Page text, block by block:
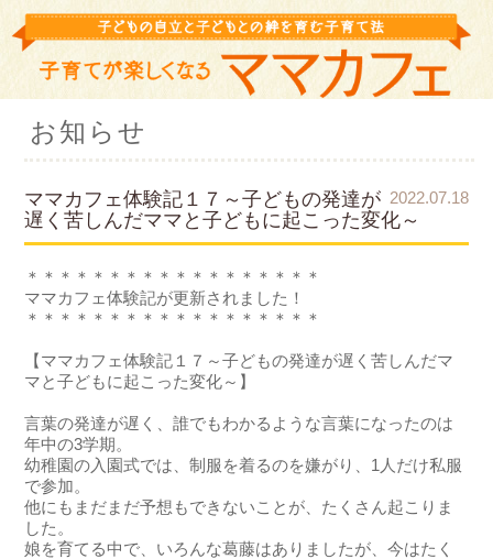
お知らせ
2022.07.18
ママカフェ体験記１７～子どもの発達が
遅く苦しんだママと子どもに起こった変化～
＊＊＊＊＊＊＊＊＊＊＊＊＊＊＊＊＊＊
ママカフェ体験記が更新されました！
＊＊＊＊＊＊＊＊＊＊＊＊＊＊＊＊＊＊
【ママカフェ体験記１７～子どもの発達が遅く苦しんだマ
マと子どもに起こった変化～】
言葉の発達が遅く、誰でもわかるような言葉になったのは
年中の3学期。
幼稚園の入園式では、制服を着るのを嫌がり、1人だけ私服
で参加。
他にもまだまだ予想もできないことが、たくさん起こりま
した。
娘を育てる中で、いろんな葛藤はありましたが、今はたく